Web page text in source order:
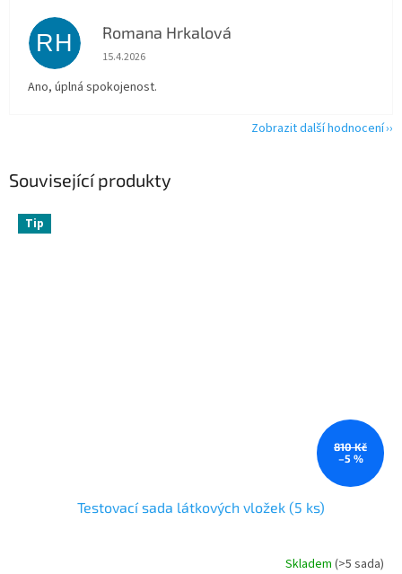
Související produkty
Tip
810 Kč
–5 %
Testovací sada látkových vložek (5 ks)
Skladem(>5 sada)
RH Romana Hrkalová
Hodnocení obchodu je 5 z 5 hvězdiček.
15.4.2026
Ano, úplná spokojenost.
Zobrazit další hodnocení